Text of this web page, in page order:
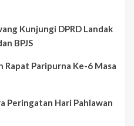
Kunjungi DPRD Landak
BPJS
Rapat Paripurna Ke-6 Masa
Peringatan Hari Pahlawan